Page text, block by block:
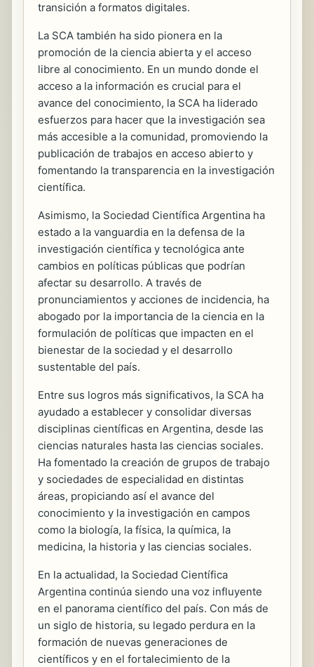
transición a formatos digitales.
La SCA también ha sido pionera en la
promoción de la ciencia abierta y el acceso
libre al conocimiento. En un mundo donde el
acceso a la información es crucial para el
avance del conocimiento, la SCA ha liderado
esfuerzos para hacer que la investigación sea
más accesible a la comunidad, promoviendo la
publicación de trabajos en acceso abierto y
fomentando la transparencia en la investigación
científica.
Asimismo, la Sociedad Científica Argentina ha
estado a la vanguardia en la defensa de la
investigación científica y tecnológica ante
cambios en políticas públicas que podrían
afectar su desarrollo. A través de
pronunciamientos y acciones de incidencia, ha
abogado por la importancia de la ciencia en la
formulación de políticas que impacten en el
bienestar de la sociedad y el desarrollo
sustentable del país.
Entre sus logros más significativos, la SCA ha
ayudado a establecer y consolidar diversas
disciplinas científicas en Argentina, desde las
ciencias naturales hasta las ciencias sociales.
Ha fomentado la creación de grupos de trabajo
y sociedades de especialidad en distintas
áreas, propiciando así el avance del
conocimiento y la investigación en campos
como la biología, la física, la química, la
medicina, la historia y las ciencias sociales.
En la actualidad, la Sociedad Científica
Argentina continúa siendo una voz influyente
en el panorama científico del país. Con más de
un siglo de historia, su legado perdura en la
formación de nuevas generaciones de
científicos y en el fortalecimiento de la